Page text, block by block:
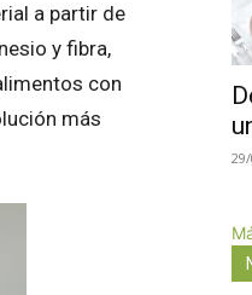
a partir de
y fibra,
con
más